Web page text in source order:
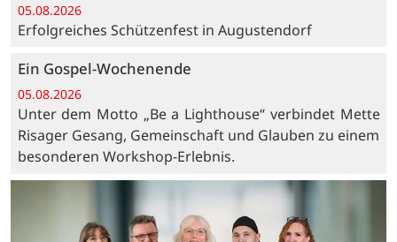
05.08.2026
Erfolgreiches Schützenfest in Augustendorf
Ein Gospel-Wochenende
05.08.2026
Unter dem Motto „Be a Lighthouse“ verbindet Mette
Risager Gesang, Gemeinschaft und Glauben zu einem
besonderen Workshop-Erlebnis.